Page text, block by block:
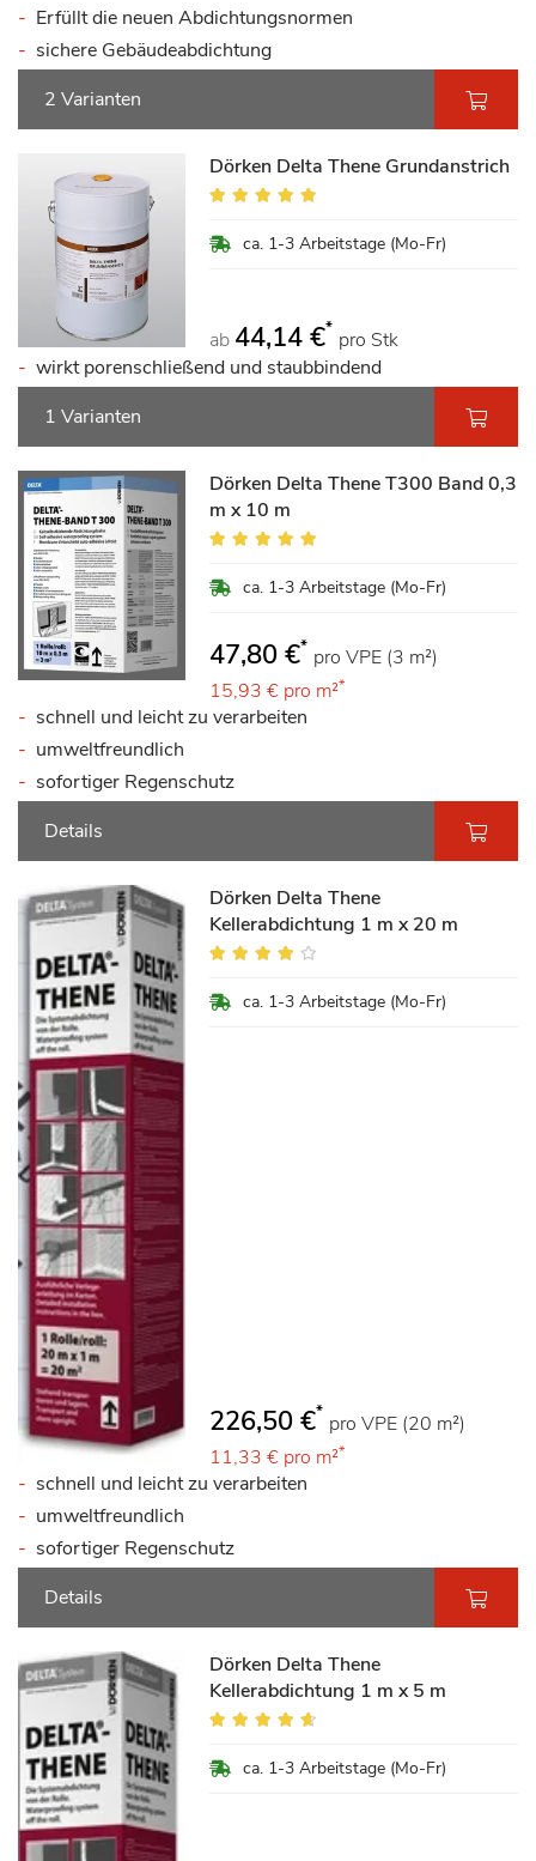
Erfüllt die neuen Abdichtungsnormen
sichere Gebäudeabdichtung
2 Varianten
Dörken Delta Thene Grundanstrich
Bewertung:
ca. 1-3 Arbeitstage (Mo-Fr)
ab 44,14 €* pro Stk
wirkt porenschließend und staubbindend
1 Varianten
Dörken Delta Thene T300 Band 0,3
m x 10 m
Bewertung:
ca. 1-3 Arbeitstage (Mo-Fr)
47,80 €* pro VPE (3 m²)
15,93 € pro m²*
schnell und leicht zu verarbeiten
umweltfreundlich
sofortiger Regenschutz
Details
Dörken Delta Thene
Kellerabdichtung 1 m x 20 m
Bewertung:
ca. 1-3 Arbeitstage (Mo-Fr)
226,50 €* pro VPE (20 m²)
11,33 € pro m²*
schnell und leicht zu verarbeiten
umweltfreundlich
sofortiger Regenschutz
Details
Dörken Delta Thene
Kellerabdichtung 1 m x 5 m
Bewertung:
ca. 1-3 Arbeitstage (Mo-Fr)